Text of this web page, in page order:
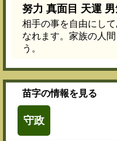
努力 真面目 天運
相手の事を自由にし
なれます。家族の人
う。
苗字の情報を見る
守政